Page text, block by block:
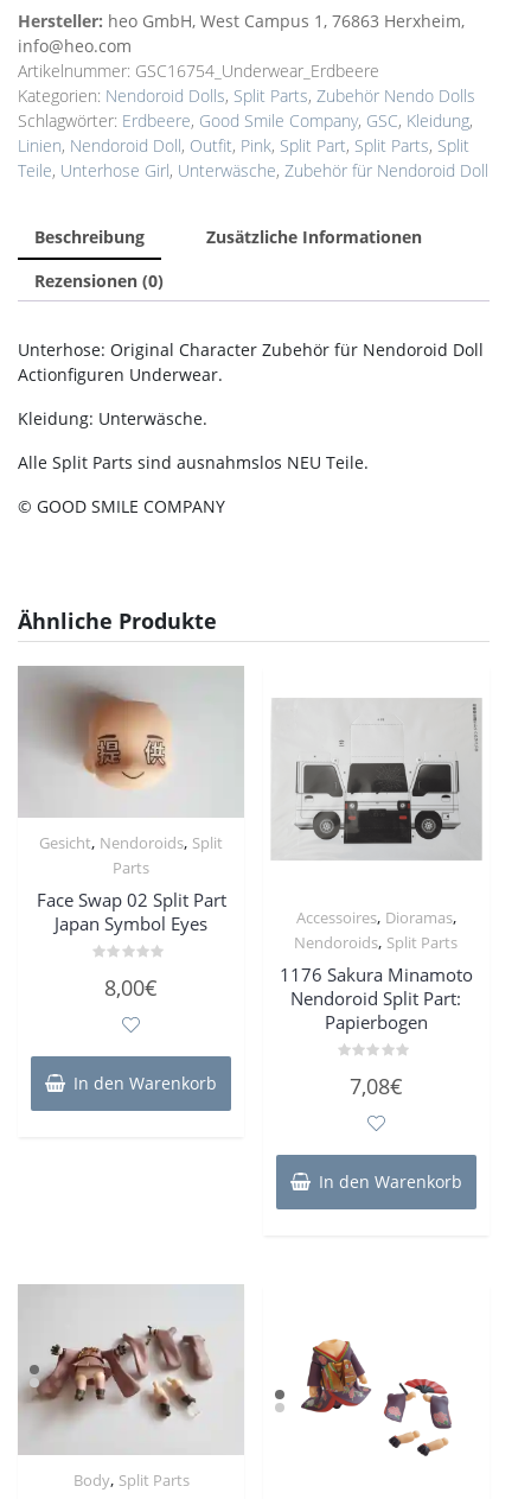
Split
Part:
Unterwäsche
Erdbeere
Menge
Hersteller: heo GmbH, West Campus 1, 76863 Herxheim,
info@heo.com
Artikelnummer: GSC16754_Underwear_Erdbeere
Kategorien: Nendoroid Dolls, Split Parts, Zubehör Nendo Dolls
Schlagwörter: Erdbeere, Good Smile Company, GSC, Kleidung,
Linien, Nendoroid Doll, Outfit, Pink, Split Part, Split Parts, Split
Teile, Unterhose Girl, Unterwäsche, Zubehör für Nendoroid Doll
Beschreibung
Zusätzliche Informationen
Rezensionen (0)
Unterhose: Original Character Zubehör für Nendoroid Doll
Actionfiguren Underwear.
Kleidung: Unterwäsche.
Alle Split Parts sind ausnahmslos NEU Teile.
© GOOD SMILE COMPANY
Ähnliche Produkte
Gesicht, Nendoroids, Split
Parts
Face Swap 02 Split Part
Japan Symbol Eyes
mit8,00€
In den Warenkorb
Accessoires, Dioramas,
Nendoroids, Split Parts
1176 Sakura Minamoto
Nendoroid Split Part:
Papierbogen
mit
7,08€
In den Warenkorb
Body, Split Parts